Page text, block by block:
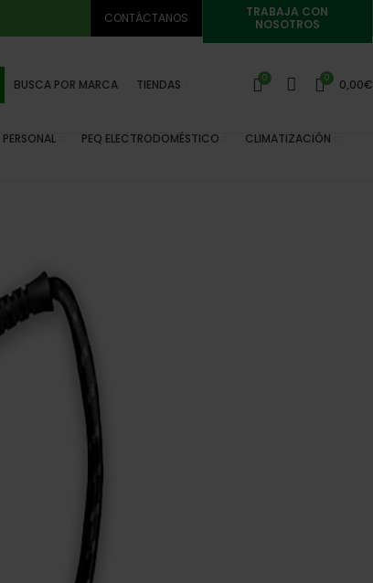
CONTÁCTANOS
TRABAJA CON
NOSOTROS
BUSCA POR MARCA TIENDAS 0 0 0,00€
PEQ ELECTRODOMÉSTICO CLIMATIZACIÓN